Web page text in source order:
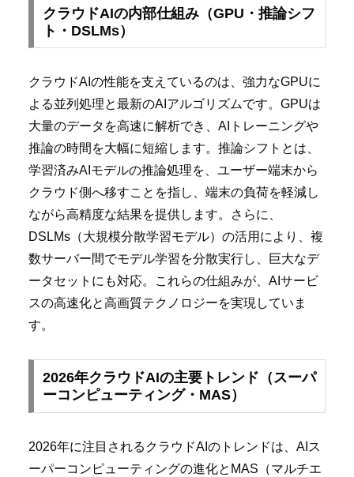
クラウドAIの内部仕組み（GPU・推論シフ
ト・DSLMs）
クラウドAIの性能を支えているのは、強力なGPUに
よる並列処理と最新のAIアルゴリズムです。GPUは
大量のデータを高速に解析でき、AIトレーニングや
推論の時間を大幅に短縮します。推論シフトとは、
学習済みAIモデルの推論処理を、ユーザー端末から
クラウド側へ移すことを指し、端末の負荷を軽減し
ながら高精度な結果を提供します。さらに、
DSLMs（大規模分散学習モデル）の活用により、複
数サーバー間でモデル学習を分散実行し、巨大なデ
ータセットにも対応。これらの仕組みが、AIサービ
スの高速化と高画質テクノロジーを実現していま
す。
2026年クラウドAIの主要トレンド（スーパ
ーコンピューティング・MAS）
2026年に注目されるクラウドAIのトレンドは、AIス
ーパーコンピューティングの進化とMAS（マルチエ